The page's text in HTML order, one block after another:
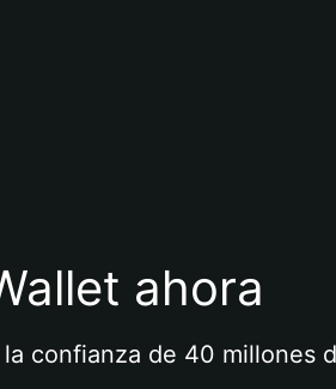
ahora
confianza de 40 millones